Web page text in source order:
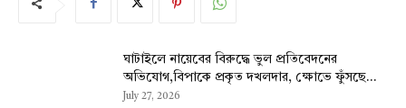
ঘাটাইলে নায়েবের বিরুদ্ধে ভুল প্রতিবেদনের
অভিযোগ,বিপাকে প্রকৃত দখলদার, ক্ষোভে ফুঁসছে...
July 27, 2026